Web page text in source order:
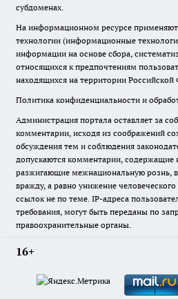
субдоменах.
На информационном ресурсе
технологии (информационные
информации на основе сбора,
относящихся к предпочтениям
находящихся на территории Российской
Политика конфиденциальности и
Администрация портала оставляет за
комментарии, исходя из соображений
обсуждения тем и соблюдения
допускаются комментарии, содержащие
разжигающие межнациональную рознь,
вражду, а равно унижение
ссылок не по теме. IP-адреса
требования, могут быть переданы по
правоохранительные органы.
16+